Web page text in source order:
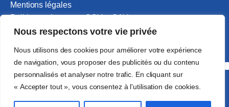
Nous respectons votre vie privée
Nous utilisons des cookies pour améliorer votre expérience
de navigation, vous proposer des publicités ou du contenu
personnalisés et analyser notre trafic. En cliquant sur
« Accepter tout », vous consentez à l'utilisation de cookies.
Mentions légales
Politiques de ventes CGV & SAV
Tous droits réservés @2025 Assentus Food by
Passedevant